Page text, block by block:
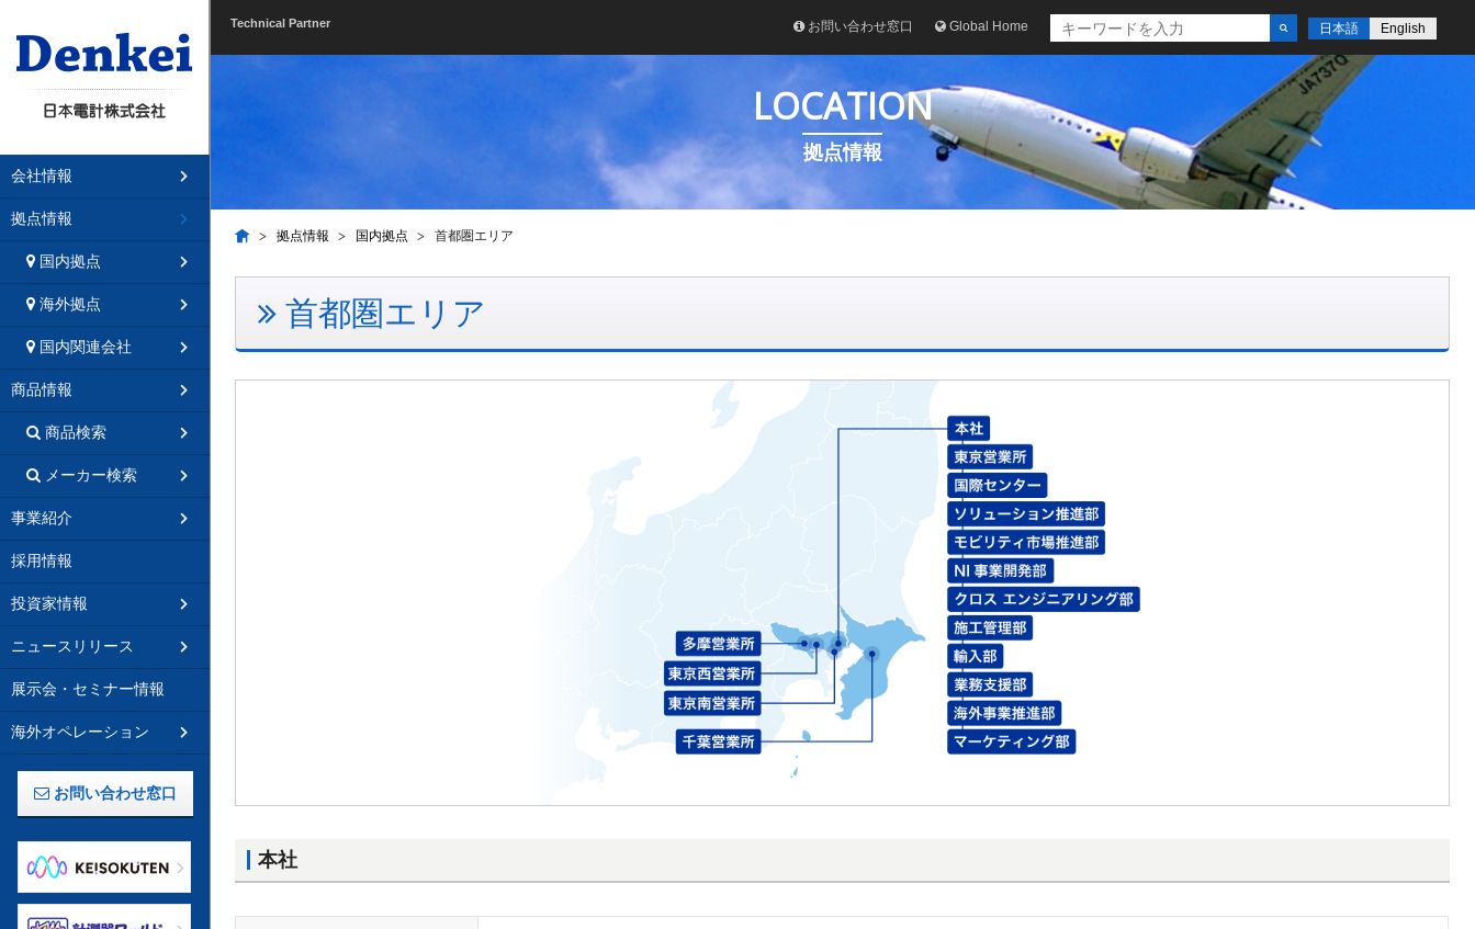
会社情報
拠点情報
国内拠点
海外拠点
国内関連会社
商品情報
商品検索
メーカー検索
事業紹介
採用情報
投資家情報
ニュースリリース
展示会・セミナー情報
海外オペレーション
お問い合わせ窓口
Technical Partner English
日本語
Global Home
お問い合わせ窓口
LOCATION
拠点情報
拠点情報 国内拠点 首都圏エリア
首都圏エリア
本社